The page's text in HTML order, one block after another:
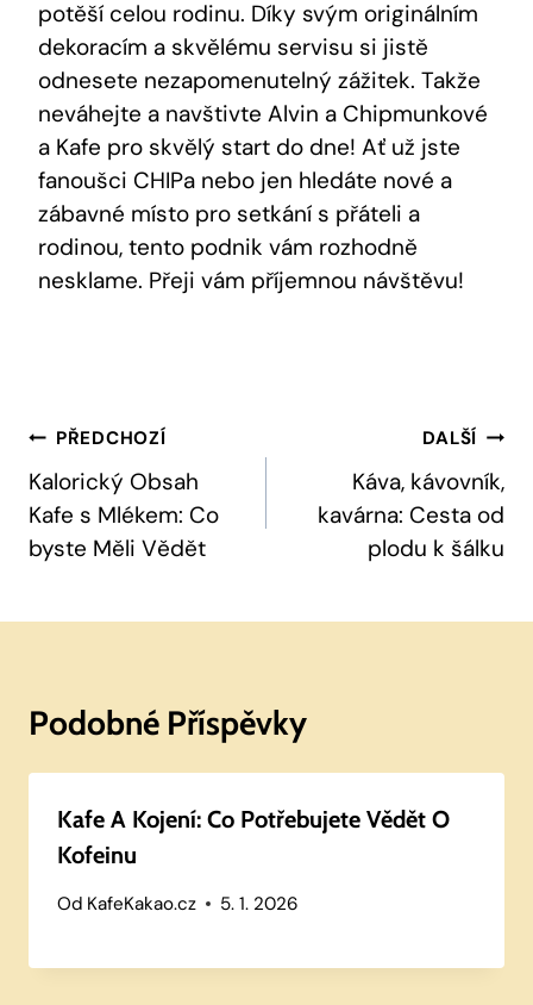
potěší celou rodinu. Díky svým originálním
dekoracím a skvělému servisu si jistě
odnesete nezapomenutelný zážitek. Takže
neváhejte a navštivte Alvin a Chipmunkové
a Kafe pro skvělý start do dne! Ať už jste
fanoušci CHIPa nebo jen hledáte nové a
zábavné místo pro setkání s přáteli a
rodinou, tento podnik vám rozhodně
nesklame. Přeji vám příjemnou návštěvu!
Navigace
Pro
Příspěvek
PŘEDCHOZÍ
Kalorický Obsah
Kafe s Mlékem: Co
byste Měli Vědět
DALŠÍ
Káva, kávovník,
kavárna: Cesta od
plodu k šálku
Podobné Příspěvky
Kafe A Kojení: Co Potřebujete Vědět O
Kofeinu
Od KafeKakao.cz 5. 1. 2026